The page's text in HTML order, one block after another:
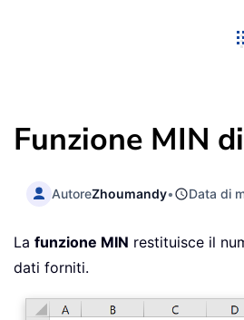
Funzione MIN
AutoreZhoumandy• Data di
La funzione MIN restituisce il
dati forniti.